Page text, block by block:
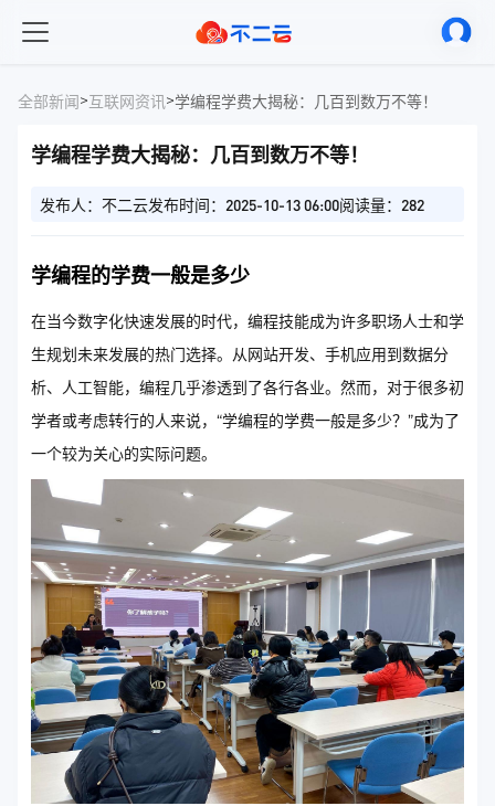
全部新闻>互联网资讯>学编程学费大揭秘：几百到数万不等！
学编程学费大揭秘：几百到数万不等！
发布人：不二云发布时间：2025-10-13 06:00阅读量：282
学编程的学费一般是多少
在当今数字化快速发展的时代，编程技能成为许多职场人士和学
生规划未来发展的热门选择。从网站开发、手机应用到数据分
析、人工智能，编程几乎渗透到了各行各业。然而，对于很多初
学者或考虑转行的人来说，“学编程的学费一般是多少？”成为了
一个较为关心的实际问题。